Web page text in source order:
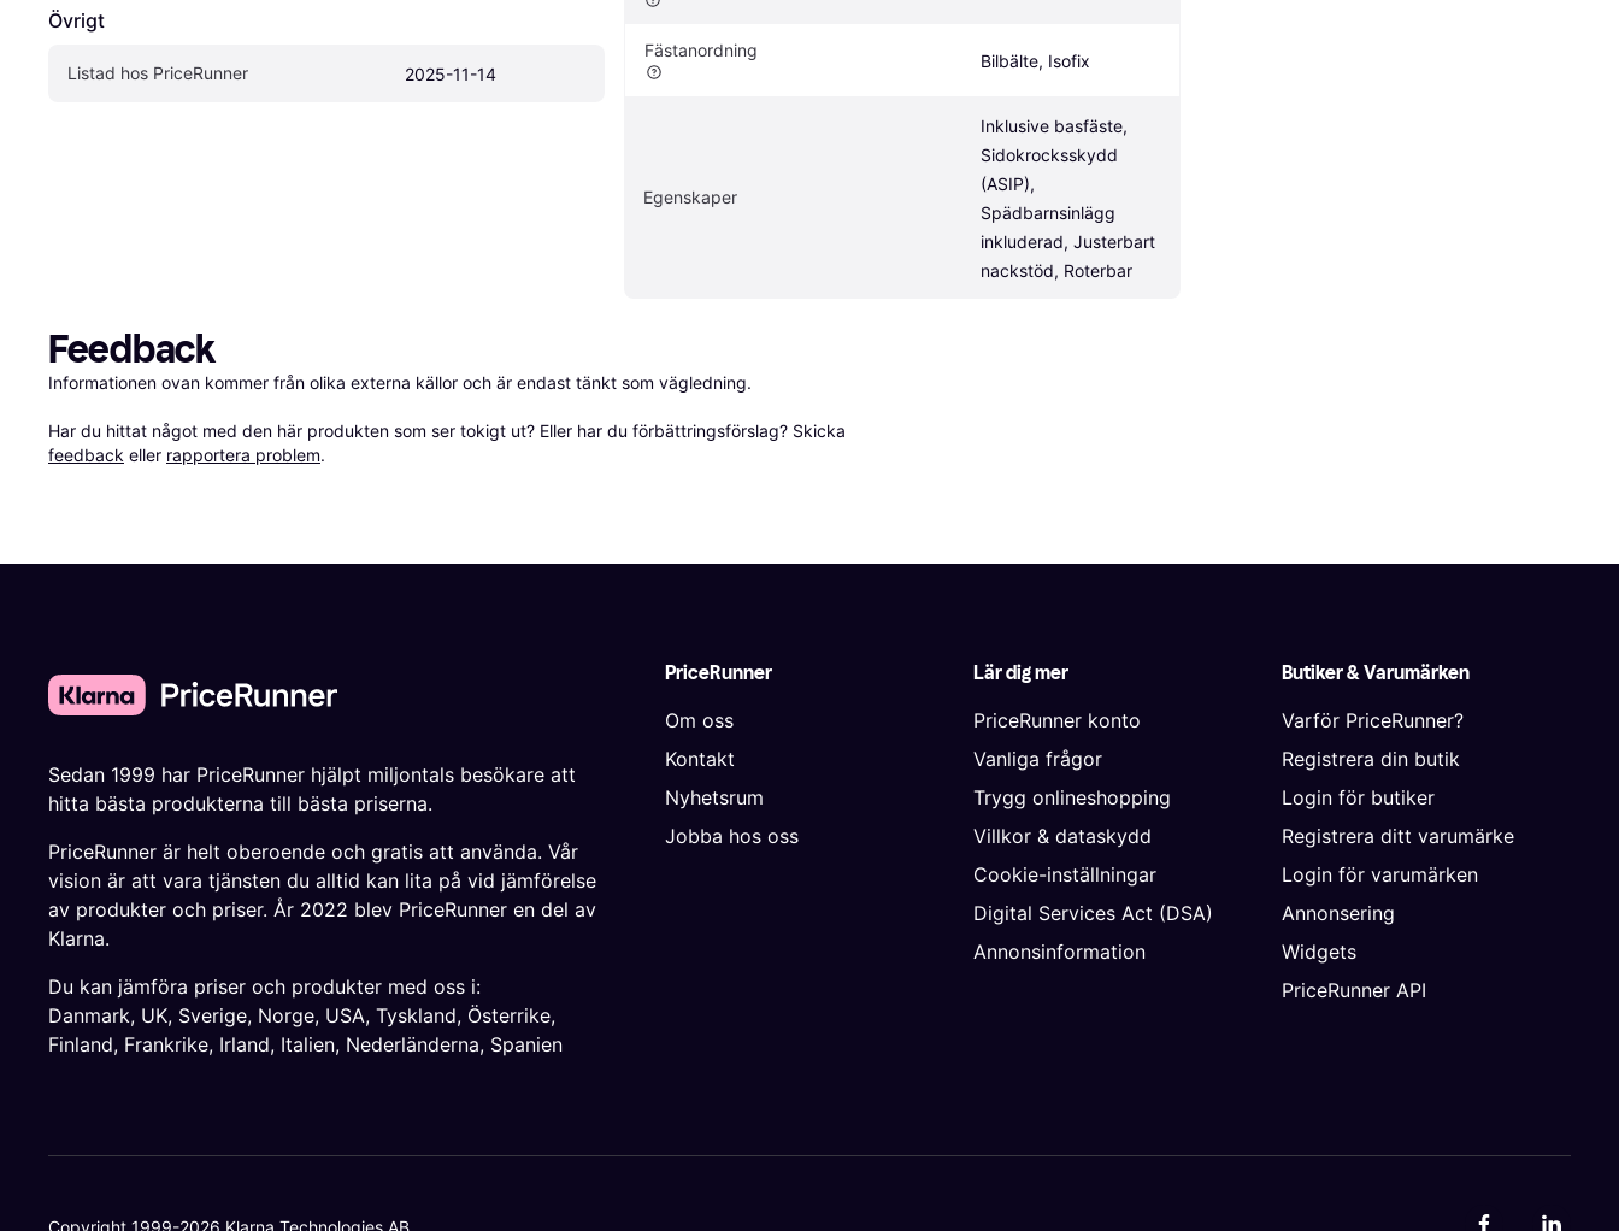
Övrigt
Listad hos PriceRunner 2025-11-14
Fästanordning
Bilbälte, Isofix
Egenskaper
Inklusive basfäste,
Sidokrocksskydd
(ASIP),
Spädbarnsinlägg
inkluderad, Justerbart
nackstöd, Roterbar
Feedback
Informationen ovan kommer från olika externa källor och är endast tänkt som vägledning.
Har du hittat något med den här produkten som ser tokigt ut? Eller har du förbättringsförslag? Skicka
feedback eller rapportera problem.
PriceRunner
Om oss
Kontakt
Nyhetsrum
Jobba hos oss
Lär dig mer
PriceRunner konto
Vanliga frågor
Trygg onlineshopping
Villkor & dataskydd
Cookie-inställningar
Digital Services Act (DSA)
Annonsinformation
Butiker & Varumärken
Varför PriceRunner?
Registrera din butik
Login för butiker
Registrera ditt varumärke
Login för varumärken
Annonsering
Widgets
PriceRunner API
Sedan 1999 har PriceRunner hjälpt miljontals besökare att
hitta bästa produkterna till bästa priserna.
PriceRunner är helt oberoende och gratis att använda. Vår
vision är att vara tjänsten du alltid kan lita på vid jämförelse
av produkter och priser. År 2022 blev PriceRunner en del av
Klarna.
Du kan jämföra priser och produkter med oss i:
Danmark, UK, Sverige, Norge, USA, Tyskland, Österrike,
Finland, Frankrike, Irland, Italien, Nederländerna, Spanien
Copyright 1999-2026 Klarna Technologies AB